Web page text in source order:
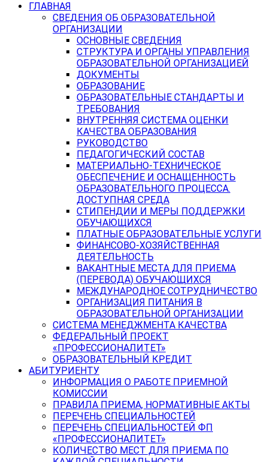
ГЛАВНАЯ
СВЕДЕНИЯ ОБ ОБРАЗОВАТЕЛЬНОЙ
ОРГАНИЗАЦИИ
ОСНОВНЫЕ СВЕДЕНИЯ
СТРУКТУРА И ОРГАНЫ УПРАВЛЕНИЯ
ОБРАЗОВАТЕЛЬНОЙ ОРГАНИЗАЦИЕЙ
ДОКУМЕНТЫ
ОБРАЗОВАНИЕ
ОБРАЗОВАТЕЛЬНЫЕ СТАНДАРТЫ И
ТРЕБОВАНИЯ
ВНУТРЕННЯЯ СИСТЕМА ОЦЕНКИ
КАЧЕСТВА ОБРАЗОВАНИЯ
РУКОВОДСТВО
ПЕДАГОГИЧЕСКИЙ СОСТАВ
МАТЕРИАЛЬНО-ТЕХНИЧЕСКОЕ
ОБЕСПЕЧЕНИЕ И ОСНАЩЕННОСТЬ
ОБРАЗОВАТЕЛЬНОГО ПРОЦЕССА.
ДОСТУПНАЯ СРЕДА
СТИПЕНДИИ И МЕРЫ ПОДДЕРЖКИ
ОБУЧАЮЩИХСЯ
ПЛАТНЫЕ ОБРАЗОВАТЕЛЬНЫЕ УСЛУГИ
ФИНАНСОВО-ХОЗЯЙСТВЕННАЯ
ДЕЯТЕЛЬНОСТЬ
ВАКАНТНЫЕ МЕСТА ДЛЯ ПРИЕМА
(ПЕРЕВОДА) ОБУЧАЮЩИХСЯ
МЕЖДУНАРОДНОЕ СОТРУДНИЧЕСТВО
ОРГАНИЗАЦИЯ ПИТАНИЯ В
ОБРАЗОВАТЕЛЬНОЙ ОРГАНИЗАЦИИ
СИСТЕМА МЕНЕДЖМЕНТА КАЧЕСТВА
ФЕДЕРАЛЬНЫЙ ПРОЕКТ
«ПРОФЕССИОНАЛИТЕТ»
ОБРАЗОВАТЕЛЬНЫЙ КРЕДИТ
АБИТУРИЕНТУ
ИНФОРМАЦИЯ О РАБОТЕ ПРИЕМНОЙ
КОМИССИИ
ПРАВИЛА ПРИЕМА, НОРМАТИВНЫЕ АКТЫ
ПЕРЕЧЕНЬ СПЕЦИАЛЬНОСТЕЙ
ПЕРЕЧЕНЬ СПЕЦИАЛЬНОСТЕЙ ФП
«ПРОФЕССИОНАЛИТЕТ»
КОЛИЧЕСТВО МЕСТ ДЛЯ ПРИЕМА ПО